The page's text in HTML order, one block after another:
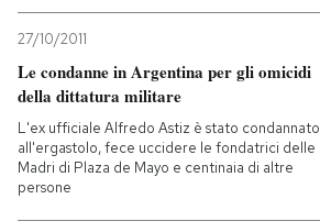
27/10/2011
Le condanne in Argentina per gli omicidi
della dittatura militare
L'ex ufficiale Alfredo Astiz è stato condannato
all'ergastolo, fece uccidere le fondatrici delle
Madri di Plaza de Mayo e centinaia di altre
persone